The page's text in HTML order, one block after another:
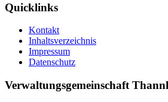
Quicklinks
Kontakt
Inhaltsverzeichnis
Impressum
Datenschutz
Verwaltungsgemeinschaft